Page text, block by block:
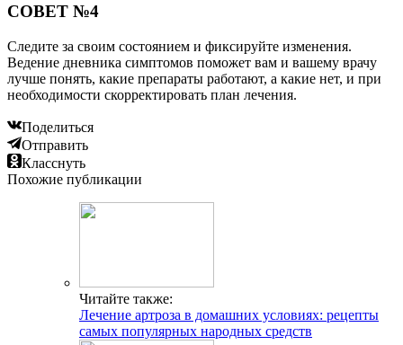
СОВЕТ №4
Следите за своим состоянием и фиксируйте изменения.
Ведение дневника симптомов поможет вам и вашему врачу
лучше понять, какие препараты работают, а какие нет, и при
необходимости скорректировать план лечения.
Поделиться
Отправить
Класснуть
Похожие публикации
Читайте также:
Лечение артроза в домашних условиях: рецепты
самых популярных народных средств